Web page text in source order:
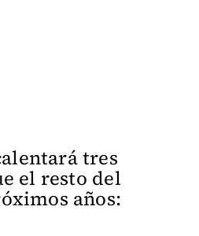
tres
el resto del
años: